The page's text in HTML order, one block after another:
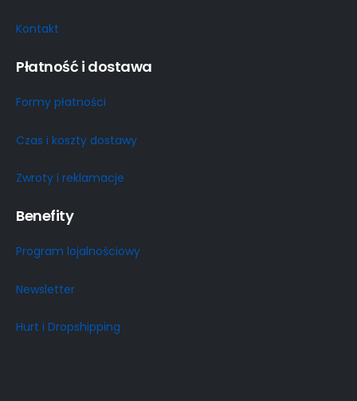
Kontakt
Płatność i dostawa
Formy płatności
Czas i koszty dostawy
Zwroty i reklamacje
Benefity
Program lojalnościowy
Newsletter
Hurt i Dropshipping